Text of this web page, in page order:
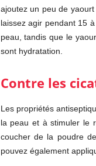
ajoutez un peu de
laissez agir pendant 15
peau, tandis que le
sont hydratation.
Contre les
Les propriétés
la peau et à stimuler le
coucher de la poudre
pouvez également